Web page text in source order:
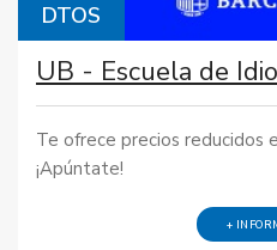
DTOS
UB - Escuela de
Te ofrece precios reducidos
¡Apúntate!
+